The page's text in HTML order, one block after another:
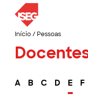
Início/ Pessoas
A B C D E F